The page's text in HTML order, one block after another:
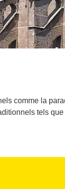
comme la
tels